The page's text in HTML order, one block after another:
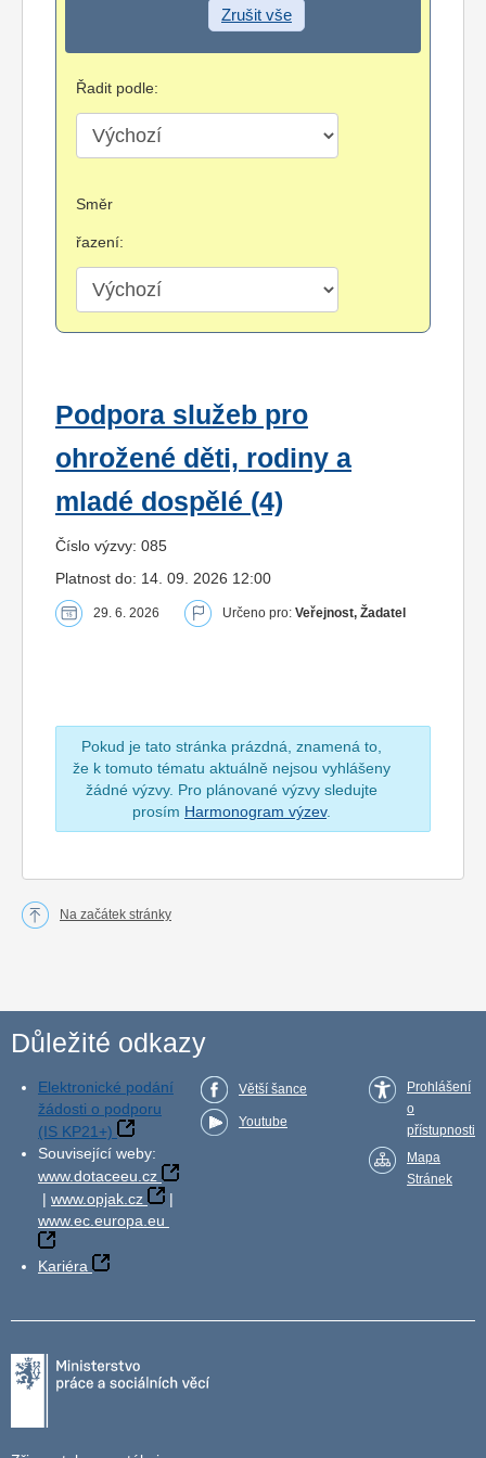
Zrušit vše
Řadit podle:
Směr
řazení:
Podpora služeb pro
ohrožené děti, rodiny a
mladé dospělé (4)
Číslo výzvy: 085
Platnost do: 14. 09. 2026 12:00
29. 6. 2026 Určeno pro: Veřejnost, Žadatel
Pokud je tato stránka prázdná, znamená to,
že k tomuto tématu aktuálně nejsou vyhlášeny
žádné výzvy. Pro plánované výzvy sledujte
prosím Harmonogram výzev.
Na začátek stránky
Důležité odkazy
Elektronické podání
žádosti o podporu
(IS KP21+)
Související weby:
www.dotaceeu.cz
| www.opjak.cz
|
www.ec.europa.eu
Kariéra
Větší šance
Youtube
Prohlášení
o
přístupnosti
Mapa
Stránek